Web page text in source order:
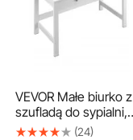
VEVOR Małe biurko z
szufladą do sypialni,
prosty drewniany stół
(24)